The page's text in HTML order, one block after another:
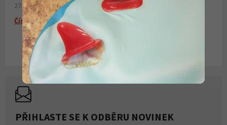
27. 06. 2026
Číst více
PŘIHLASTE SE K ODBĚRU NOVINEK